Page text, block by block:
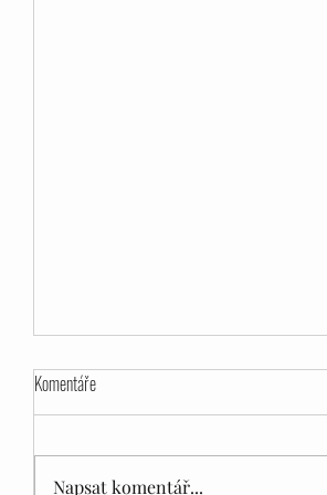
Komentáře
Napsat komentář...